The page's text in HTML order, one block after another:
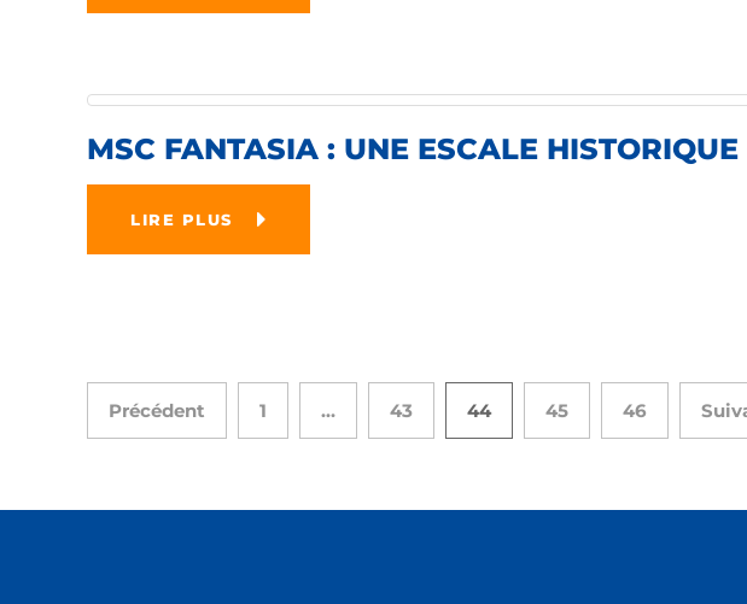
MSC FANTASIA : UNE ESCALE
LIRE PLUS
Précédent 1 … 43 44 45 46